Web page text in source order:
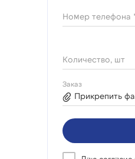
Номер телефона
Количество, шт
Заказ
Прикрепить